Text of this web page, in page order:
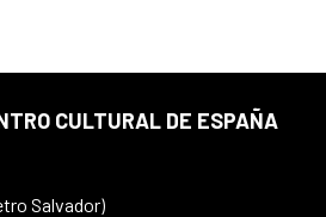
CULTURAL DE ESPAÑA
Salvador)